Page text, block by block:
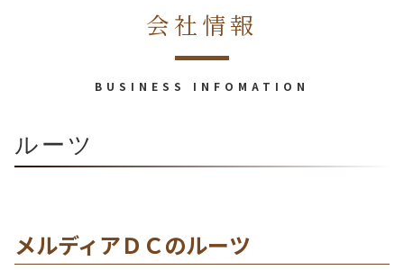
会社情報
BUSINESS INFOMATION
ルーツ
メルディアＤＣのルーツ